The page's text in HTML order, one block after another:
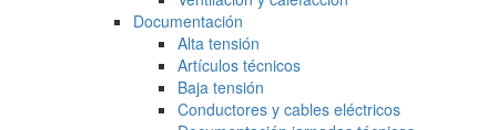
Documentación
Alta tensión
Artículos técnicos
Baja tensión
Conductores y cables eléctricos